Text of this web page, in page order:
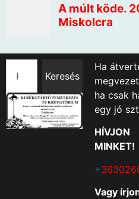
Keresés
Ha
ha csak
egy jó
HÍVJON
MINKET!
Vagy